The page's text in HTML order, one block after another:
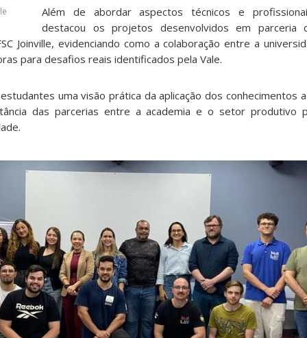
Além de abordar aspectos técnicos e
destacou os projetos desenvolvidos em
Joinville, evidenciando como a colaboração entre a
para desafios reais identificados pela Vale.
uma visão prática da aplicação dos conhecimentos
das parcerias entre a academia e o setor produtivo